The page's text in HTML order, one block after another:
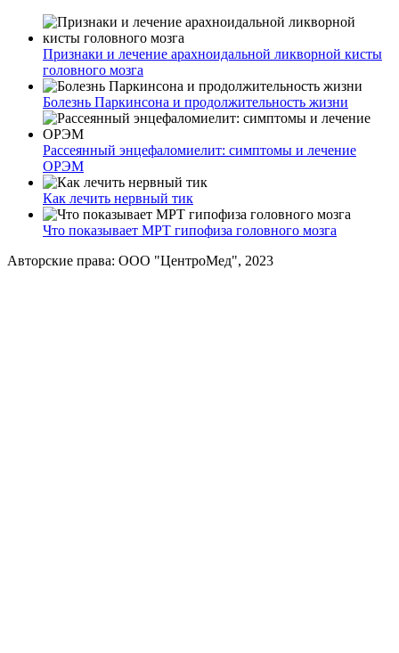
Признаки и лечение арахноидальной ликворной кисты
головного мозга
Болезнь Паркинсона и продолжительность жизни
Рассеянный энцефаломиелит: симптомы и лечение
ОРЭМ
Как лечить нервный тик
Что показывает МРТ гипофиза головного мозга
Авторские права: ООО "ЦентроМед", 2023